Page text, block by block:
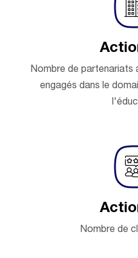
Nombre de partenariats
engagés dans le
Nombre de